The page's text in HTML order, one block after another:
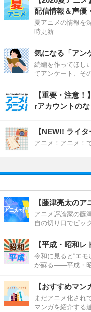
配信情報＆声優
夏アニメの情報を
時更新
気になる「アン
続編を作ってほし
てアンケート、そ
【重要・注意
rアカウントの
【NEW!! ライタ
アニメ！アニメ！
【藤津亮太のア
アニメ評論家の藤
自の切り口でピッ
【平成・昭和レ
令和に見ると“エ
が蘇る――平成・昭
【おすすめマン
まだアニメ化され
マンガを紹介する